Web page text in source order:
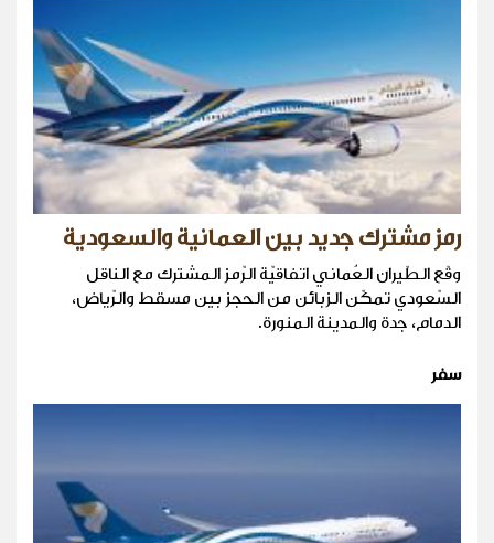
رمز مشترك جديد بين العمانية والسعودية
وقّع الطّيران العُماني اتفاقيّة الرّمز المشترك مع الناقل
السّعودي تمكّن الزبائن من الحجز بين مسقط والرّياض،
الدمام، جدة والمدينة المنورة.
سفر